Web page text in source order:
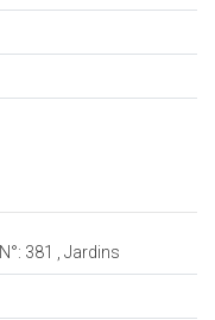
N°: 381 , Jardins